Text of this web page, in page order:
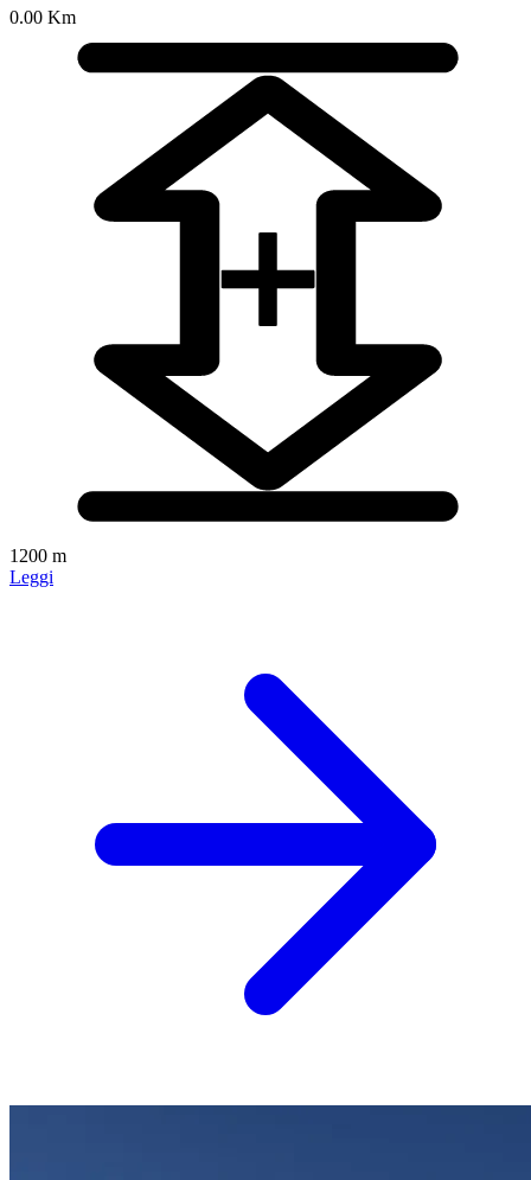
0.00 Km
1200 m
Leggi